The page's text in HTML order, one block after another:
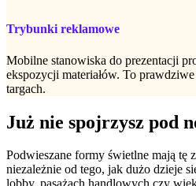
Trybunki reklamowe
Mobilne stanowiska do prezentacji
ekspozycji materiałów. To
targach.
Już nie spojrzysz pod
Podwieszane formy świetlne mają tę
niezależnie od tego, jak dużo dzieje